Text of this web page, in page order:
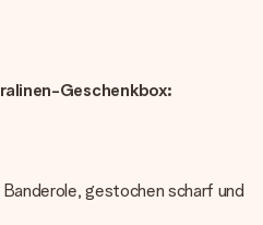
Geschenkbox:
gestochen scharf und